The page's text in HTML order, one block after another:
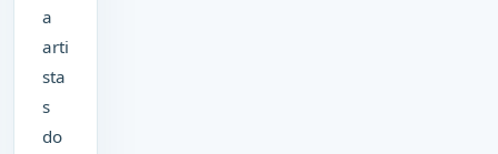
a
arti
sta
s
do